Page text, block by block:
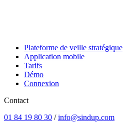
Plateforme de veille stratégique
Application mobile
Tarifs
Démo
Connexion
Contact
01 84 19 80 30 /info@sindup.com